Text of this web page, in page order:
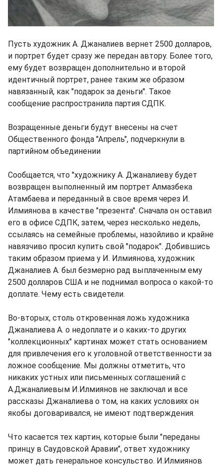
Пусть художник А. Джаналиев вернет 2500 долларов,
и портрет будет сразу же передан автору. Более того,
ему будет возвращен дополнительно и второй
идентичный портрет, ранее таким же образом
навязанный, как "подарок за деньги". Такое
сообщение распространила партия СДПК.
Возращенные деньги будут внесены на счет
Общественного фонда "Апрель", подчеркнули в
партийном объединении
Сообщается, что "художнику А. Джаналиеву будет
возвращен выполненный им портрет Алмазбека
Атамбаева и переданный в свое время через И.
Илмиянова в качестве "презента". Сначала он оставил
его в офисе СДПК, затем, через несколько недель,
ссылаясь на семейные проблемы, назойливо и крайне
навязчиво просил купить свой "подарок". Добившись
таким образом приема у И. Илмиянова, художник
Джаналиев А. был безмерно рад выплаченным ему
2500 долларов США и не поднимал вопроса о какой-то
доплате. Чему есть свидетели.
Во-вторых, столь откровенная ложь художника
Джаналиева А. о недоплате и о каких-то других
"коллекционных" картинах может стать основанием
для привлечения его к уголовной ответственности за
ложное сообщение. Мы должны отметить, что
никаких устных или письменных соглашений с
А.Джаналиевым И.Илмиянов не заключал и все
рассказы Джаналиева о том, на каких условиях он
якобы договаривался, не имеют подтверждения.
Что касается тех картин, которые были "переданы
принцу в Саудовской Аравии", ответ художнику
может дать генеральное консульство. И.Илмиянов